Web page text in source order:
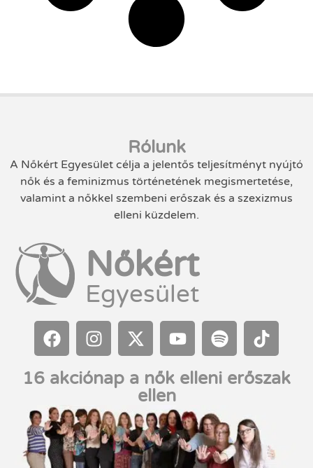
Rólunk
A Nőkért Egyesület célja a jelentős teljesítményt nyújtó
nők és a feminizmus történetének megismertetése,
valamint a nőkkel szembeni erőszak és a szexizmus
elleni küzdelem.
Nőkért
Egyesület
16 akciónap a nők elleni erőszak
ellen